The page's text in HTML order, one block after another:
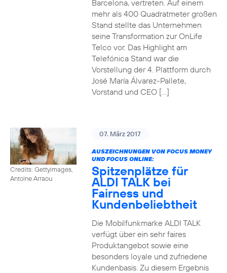
Barcelona, vertreten. Auf einem
mehr als 400 Quadratmeter großen
Stand stellte das Unternehmen
seine Transformation zur OnLife
Telco vor. Das Highlight am
Telefónica Stand war die
Vorstellung der 4. Plattform durch
José María Álvarez-Pallete,
Vorstand und CEO […]
Credits: Gettyimages,
Antoine Arraou
07. März 2017
AUSZEICHNUNGEN VON FOCUS MONEY
UND FOCUS ONLINE:
Spitzenplätze für
ALDI TALK bei
Fairness und
Kundenbeliebtheit
Die Mobilfunkmarke ALDI TALK
verfügt über ein sehr faires
Produktangebot sowie eine
besonders loyale und zufriedene
Kundenbasis. Zu diesem Ergebnis